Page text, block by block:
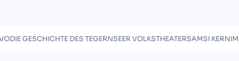
DIE GESCHICHTE DES TEGERNSEER VOLKSTHEATERSAMSI KERN